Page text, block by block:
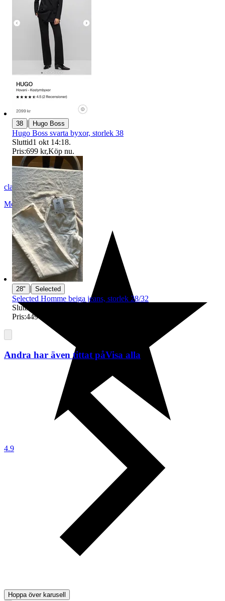
clarasjogren
Mölndal,Sverige
4.9
38 | Hugo Boss
Hugo Boss svarta byxor, storlek 38
Sluttid1 okt 14:18.
Pris:699 kr,Köp nu.
28" | Selected
Selected Homme beiga jeans, storlek 28/32
Sluttid
Pris:449 kr
Andra har även tittat påVisa alla
Hoppa över karusell